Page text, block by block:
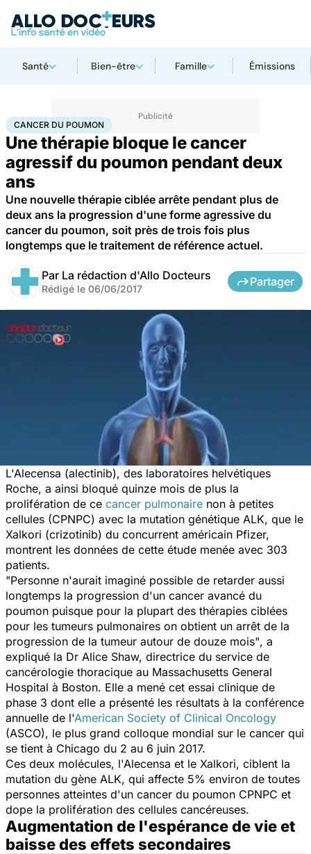
Santé Bien-être Famille Émissions
AccueilSanté MaladiesCancer Cancer du poumon
CANCER DU POUMON
Une thérapie bloque le cancer
agressif du poumon pendant deux
ans
Une nouvelle thérapie ciblée arrête pendant plus de
deux ans la progression d'une forme agressive du
cancer du poumon, soit près de trois fois plus
longtemps que le traitement de référence actuel.
Par La rédaction d'Allo Docteurs
Rédigé le 06/06/2017
Partager
L'Alecensa (alectinib), des laboratoires helvétiques
Roche, a ainsi bloqué quinze mois de plus la
prolifération de ce cancer pulmonaire non à petites
cellules (CPNPC) avec la mutation génétique ALK, que le
Xalkori (crizotinib) du concurrent américain Pfizer,
montrent les données de cette étude menée avec 303
patients.
"Personne n'aurait imaginé possible de retarder aussi
longtemps la progression d'un cancer avancé du
poumon puisque pour la plupart des thérapies ciblées
pour les tumeurs pulmonaires on obtient un arrêt de la
progression de la tumeur autour de douze mois", a
expliqué la Dr Alice Shaw, directrice du service de
cancérologie thoracique au Massachusetts General
Hospital à Boston. Elle a mené cet essai clinique de
phase 3 dont elle a présenté les résultats à la conférence
annuelle de l'American Society of Clinical Oncology
(ASCO), le plus grand colloque mondial sur le cancer qui
se tient à Chicago du 2 au 6 juin 2017.
Ces deux molécules, l'Alecensa et le Xalkori, ciblent la
mutation du gène ALK, qui affecte 5% environ de toutes
personnes atteintes d'un cancer du poumon CPNPC et
dope la prolifération des cellules cancéreuses.
Augmentation de l'espérance de vie et
baisse des effets secondaires